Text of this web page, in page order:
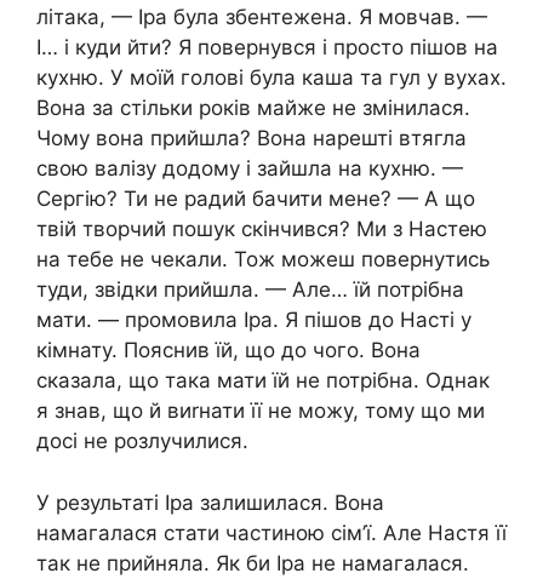
літака, — Іра була збентежена. Я мовчав. —
І… і куди йти? Я повернувся і просто пішов на
кухню. У моїй голові була каша та гул у вухах.
Вона за стільки років майже не змінилася.
Чому вона прийшла? Вона нарешті втягла
свою валізу додому і зайшла на кухню. —
Сергію? Ти не радий бачити мене? — А що
твій творчий пошук скінчився? Ми з Настею
на тебе не чекали. Тож можеш повернутись
туди, звідки прийшла. — Але… їй потрібна
мати. — промовила Іра. Я пішов до Насті у
кімнату. Пояснив їй, що до чого. Вона
сказала, що така мати їй не потрібна. Однак
я знав, що й виrнати її не можу, тому що ми
досі не розлучилися.
У результаті Іра залишилася. Вона
намагалася стати частиною сім’ї. Але Настя її
так не прийняла. Як би Іра не намагалася.